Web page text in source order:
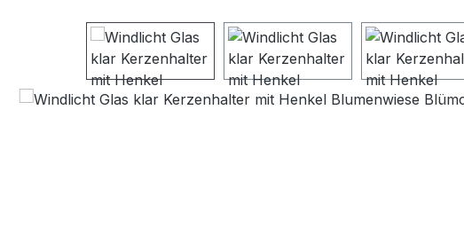
Bildergalerie überspringen